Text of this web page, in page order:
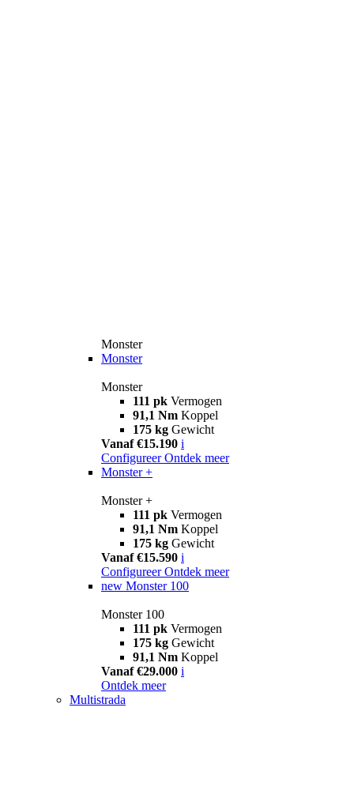
Monster
Monster
Monster
111 pk Vermogen
91,1 Nm Koppel
175 kg Gewicht
Vanaf €15.190 i
Configureer Ontdek meer
Monster +
Monster +
111 pk Vermogen
91,1 Nm Koppel
175 kg Gewicht
Vanaf €15.590 i
Configureer Ontdek meer
new Monster 100
Monster 100
111 pk Vermogen
175 kg Gewicht
91,1 Nm Koppel
Vanaf €29.000 i
Ontdek meer
Multistrada